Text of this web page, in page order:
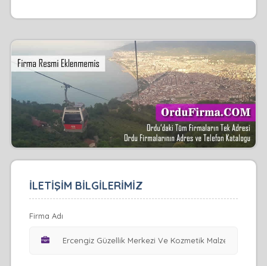
İLETİŞİM BİLGİLERİMİZ
Firma Adı